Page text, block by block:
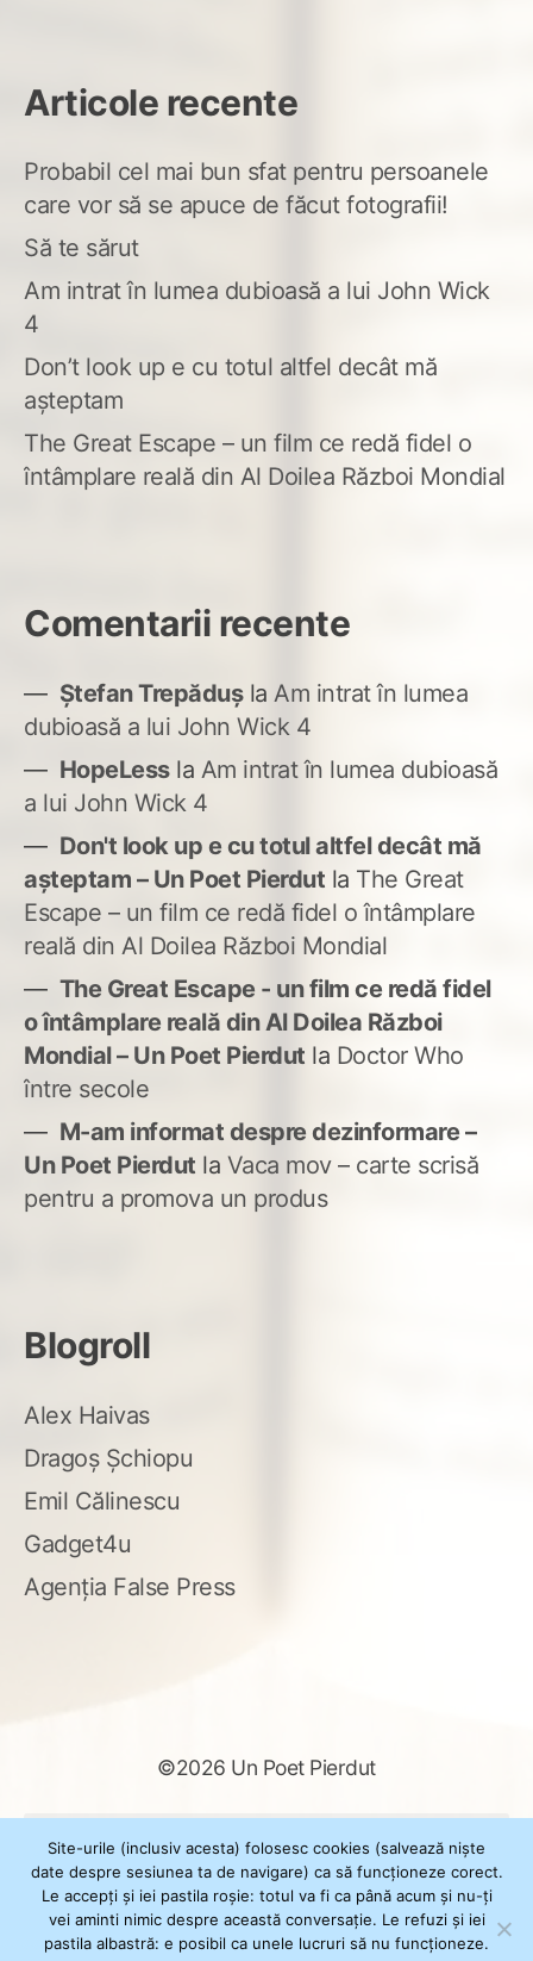
Articole recente
Probabil cel mai bun sfat pentru persoanele
care vor să se apuce de făcut fotografii!
Să te sărut
Am intrat în lumea dubioasă a lui John Wick
4
Don’t look up e cu totul altfel decât mă
așteptam
The Great Escape – un film ce redă fidel o
întâmplare reală din Al Doilea Război Mondial
Comentarii recente
Ștefan Trepădușla Am intrat în lumea
dubioasă a lui John Wick 4
HopeLessla Am intrat în lumea dubioasă
a lui John Wick 4
Don't look up e cu totul altfel decât mă
așteptam – Un Poet Pierdut la The Great
Escape – un film ce redă fidel o întâmplare
reală din Al Doilea Război Mondial
The Great Escape - un film ce redă fidel
o întâmplare reală din Al Doilea Război
Mondial – Un Poet Pierdut la Doctor Who
între secole
M-am informat despre dezinformare –
Un Poet Pierdut la Vaca mov – carte scrisă
pentru a promova un produs
Blogroll
Alex Haivas
Dragoș Șchiopu
Emil Călinescu
Gadget4u
Agenția False Press
©2026 Un Poet Pierdut
după:
Powered byWordPress
Site-urile (inclusiv acesta) folosesc cookies (salvează niște
date despre sesiunea ta de navigare) ca să funcționeze corect.
Le accepți și iei pastila roșie: totul va fi ca până acum și nu-ți
vei aminti nimic despre această conversație. Le refuzi și iei
pastila albastră: e posibil ca unele lucruri să nu funcționeze.